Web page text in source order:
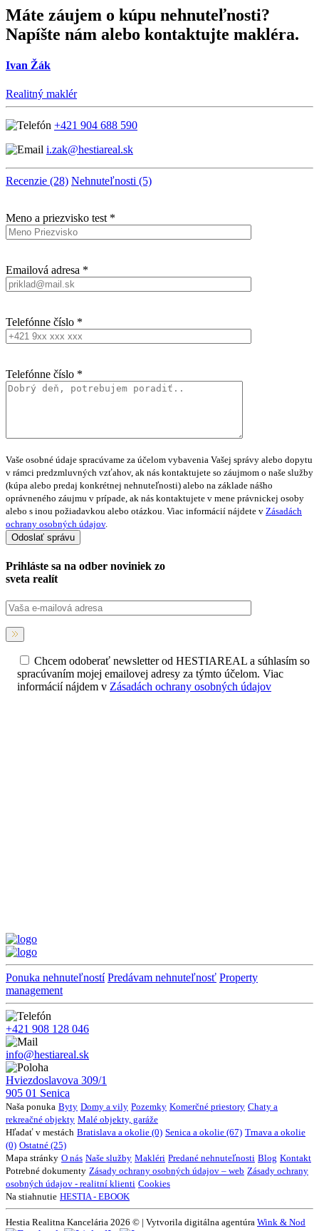
Máte záujem o kúpu nehnuteľnosti?
Napíšte nám alebo kontaktujte makléra.
Ivan Žák
Realitný maklér
+421 904 688 590
i.zak@hestiareal.sk
Recenzie (28) Nehnuteľnosti (5)
Meno a priezvisko test *
Emailová adresa *
Telefónne číslo *
Telefónne číslo *
Vaše osobné údaje spracúvame za účelom vybavenia Vašej správy alebo dopytu
v rámci predzmluvných vzťahov, ak nás kontaktujete so záujmom o naše služby
(kúpa alebo predaj konkrétnej nehnuteľnosti) alebo na základe nášho
oprávneného záujmu v prípade, ak nás kontaktujete v mene právnickej osoby
alebo s inou požiadavkou alebo otázkou. Viac informácií nájdete v Zásadách
ochrany osobných údajov.
Prihláste sa na odber noviniek zo
sveta realít
Chcem odoberať newsletter od HESTIAREAL a súhlasím so
spracúvaním mojej emailovej adresy za týmto účelom. Viac
informácií nájdem v Zásadách ochrany osobných údajov
Ponuka nehnuteľností Predávam nehnuteľnosť Property
management
+421 908 128 046
info@hestiareal.sk
Hviezdoslavova 309/1
905 01 Senica
Naša ponuka Byty Domy a vily Pozemky Komerčné priestory Chaty a
rekreačné objekty Malé objekty, garáže
Hľadať v mestách Bratislava a okolie (0) Senica a okolie (67) Trnava a okolie
(0) Ostatné (25)
Mapa stránky O nás Naše služby Makléri Predané nehnuteľnosti Blog Kontakt
Potrebné dokumenty Zásady ochrany osobných údajov – web Zásady ochrany
osobných údajov - realitní klienti Cookies
Na stiahnutie HESTIA - EBOOK
Hestia Realitna Kancelária 2026 © | Vytvorila digitálna agentúra Wink & Nod